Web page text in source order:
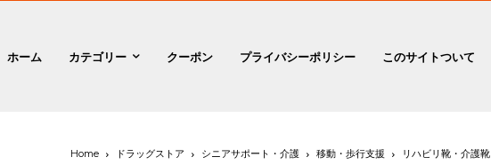
ホーム カテゴリー クーポン プライバシーポリシー このサイトついて
Home ドラッグストア シニアサポート・介護 移動・歩行支援 リハビリ靴・介護靴